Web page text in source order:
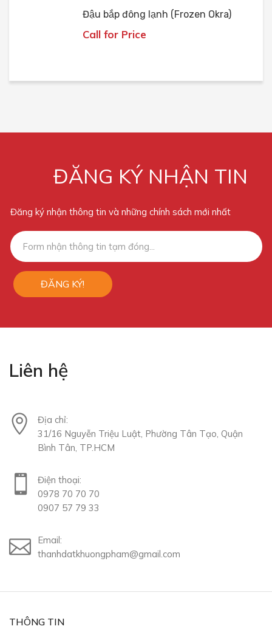
Đậu bắp đông lạnh (Frozen Okra)
Call for Price
ĐĂNG KÝ NHẬN TIN
Đăng ký nhận thông tin và những chính sách mới nhất
ĐĂNG KÝ!
Liên hệ
Địa chỉ:
31/16 Nguyễn Triệu Luật, Phường Tân Tạo, Quận
Bình Tân, TP.HCM
Điện thoại:
0978 70 70 70
0907 57 79 33
Email:
thanhdatkhuongpham@gmail.com
THÔNG TIN